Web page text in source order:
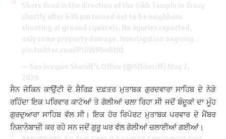
ਸੈਨ ਜੋਕਿਨ ਕਾਉਂਟੀ ਦੇ ਸ਼ੈਰਿਫ਼ ਦਫ਼ਤਰ ਮੁਤਾਬਕ ਗੁਰਦਵਾਰਾ ਸਾਹਿਬ ਦੇ ਨੇੜੇ
ਰਹਿੰਦਾ ਇਕ ਪਰਿਵਾਰ ਕਾਟੋਆਂ ਤੇ ਗੋਲੀਆਂ ਚਲਾ ਰਿਹਾ ਸੀ ਜਦੋਂ ਬੰਦੂਕਾਂ ਦਾ ਮੂੰਹ
ਗੁਰਦੁਆਰਾ ਸਾਹਿਬ ਵੱਲ ਸੀ। ਇਕ ਹੋਰ ਰਿਪੋਰਟ ਮੁਤਾਬਕ ਪਰਵਾਰ ਦੇ ਮੈਂਬਰ
ਨਿਸ਼ਾਨੇਬਾਜ਼ੀ ਕਰ ਰਹੇ ਸਨ ਜਦੋਂ ਗੁਰੂ ਘਰ ਵੱਲ ਗੋਲੀਆਂ ਚਲਾਈਆਂ ਗਈਆਂ।